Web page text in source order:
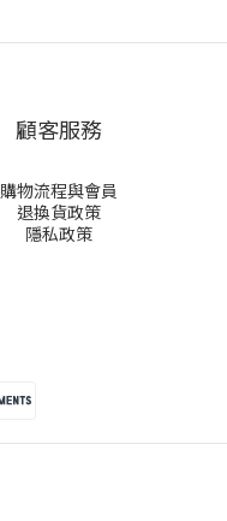
顧客服務
購物流程與會員
退換貨政策
隱私政策